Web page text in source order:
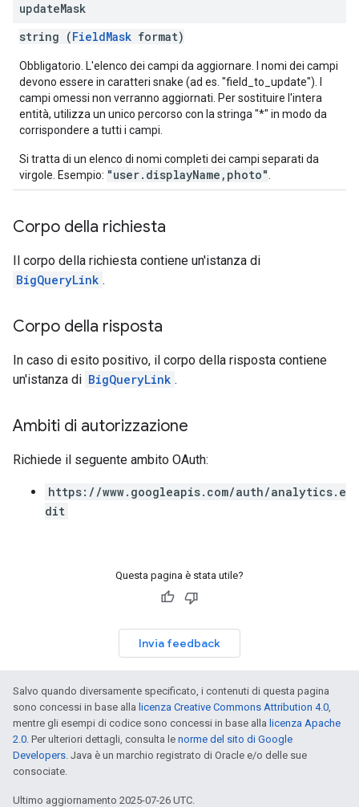
updateMask
string (FieldMask format)
Obbligatorio. L'elenco dei campi da aggiornare. I nomi dei campi
devono essere in caratteri snake (ad es. "field_to_update"). I
campi omessi non verranno aggiornati. Per sostituire l'intera
entità, utilizza un unico percorso con la stringa "*" in modo da
corrispondere a tutti i campi.
Si tratta di un elenco di nomi completi dei campi separati da
virgole. Esempio: "user.displayName,photo"
Corpo della richiesta
Il corpo della richiesta contiene un'istanza di
BigQueryLink .
Corpo della risposta
In caso di esito positivo, il corpo della risposta contiene
un'istanza di BigQueryLink .
Ambiti di autorizzazione
Richiede il seguente ambito OAuth:
https://www.googleapis.com/auth/analytics.e
dit
Questa pagina è stata utile?
Invia feedback
Salvo quando diversamente specificato, i contenuti di questa pagina
sono concessi in base alla licenza Creative Commons Attribution 4.0,
mentre gli esempi di codice sono concessi in base alla licenza Apache
2.0. Per ulteriori dettagli, consulta le norme del sito di Google
Developers. Java è un marchio registrato di Oracle e/o delle sue
consociate.
Ultimo aggiornamento 2025-07-26 UTC.